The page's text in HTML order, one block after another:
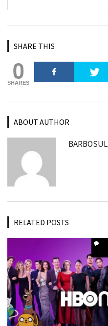
SHARE THIS
0
SHARES
ABOUT AUTHOR
BARBOSUL
RELATED POSTS